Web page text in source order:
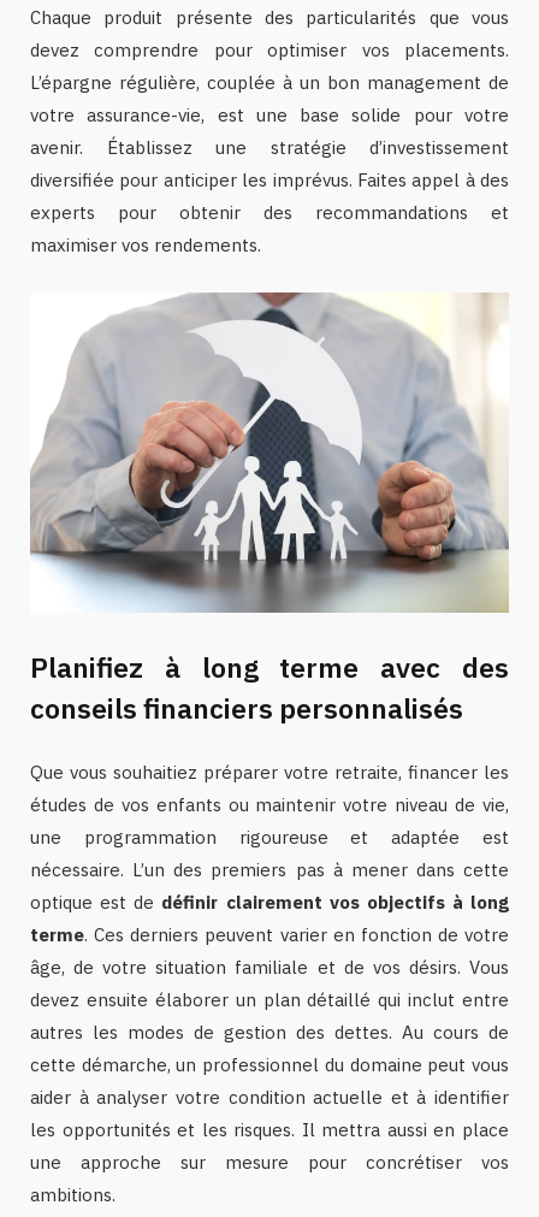
Chaque produit présente des particularités que vous
devez comprendre pour optimiser vos placements.
L’épargne régulière, couplée à un bon management de
votre assurance-vie, est une base solide pour votre
avenir. Établissez une stratégie d’investissement
diversifiée pour anticiper les imprévus. Faites appel à des
experts pour obtenir des recommandations et
maximiser vos rendements.
Planifiez à long terme avec des
conseils financiers personnalisés
Que vous souhaitiez préparer votre retraite, financer les
études de vos enfants ou maintenir votre niveau de vie,
une programmation rigoureuse et adaptée est
nécessaire. L’un des premiers pas à mener dans cette
optique est de définir clairement vos objectifs à long
terme. Ces derniers peuvent varier en fonction de votre
âge, de votre situation familiale et de vos désirs. Vous
devez ensuite élaborer un plan détaillé qui inclut entre
autres les modes de gestion des dettes. Au cours de
cette démarche, un professionnel du domaine peut vous
aider à analyser votre condition actuelle et à identifier
les opportunités et les risques. Il mettra aussi en place
une approche sur mesure pour concrétiser vos
ambitions.